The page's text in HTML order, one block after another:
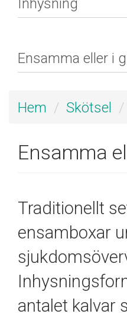
Hem Skötsel
Ensamma
Traditionellt
ensamboxar
antalet kalvar